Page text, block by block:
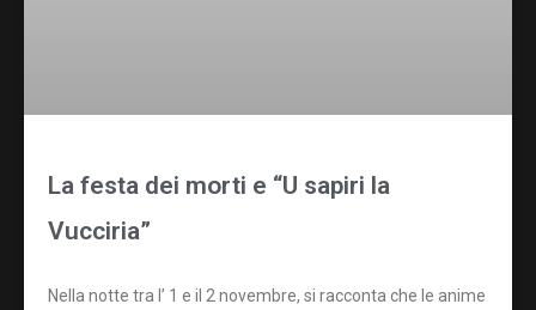
La festa dei morti e “U sapiri la
Vucciria”
Nella notte tra l’ 1 e il 2 novembre, si racconta che le anime